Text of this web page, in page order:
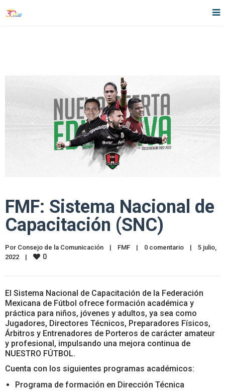
FMF: Sistema Nacional de
Capacitación (SNC)
Por Consejo de la Comunicación | FMF | 0 comentario |
5 julio,
2022 | 0
El Sistema Nacional de Capacitación de la Federación
Mexicana de Fútbol ofrece formación académica y
práctica para niños, jóvenes y adultos, ya sea como
Jugadores, Directores Técnicos, Preparadores Físicos,
Árbitros y Entrenadores de Porteros de carácter amateur
y profesional, impulsando una mejora continua de
NUESTRO FÚTBOL.
Cuenta con los siguientes programas académicos:
Programa de formación en Dirección Técnica